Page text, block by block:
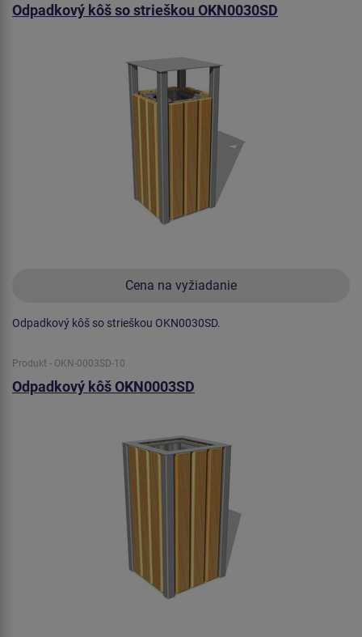
Odpadkový kôš so strieškou OKN0030SD
Cena na vyžiadanie
Odpadkový kôš so strieškou OKN0030SD.
Produkt - OKN-0003SD-10
Odpadkový kôš OKN0003SD